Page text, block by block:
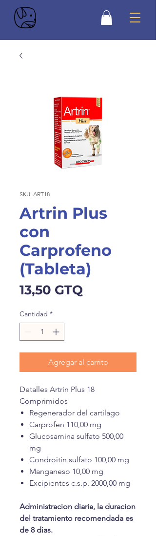
SKU: ART18
Artrin Plus
con
Carprofeno
(Tableta)
13,50 GTQ
Cantidad *
Agregar al carrito
Detalles Artrin Plus 18
Comprimidos
Regenerador del cartilago
Carprofen 110,00 mg
Glucosamina sulfato 500,00
mg
Condroitin sulfato 100,00 mg
Manganeso 10,00 mg
Excipientes c.s.p. 2000,00 mg
Administracion diaria, la duracion
del tratamiento recomendada es
de 8 dias.